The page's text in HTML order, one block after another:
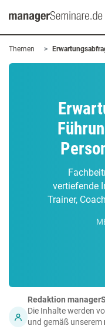
Themen
vertiefende
Trainer,
Redaktion
Die Inhalte werden
und gemäß unserem